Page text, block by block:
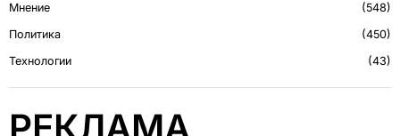
Мнение
548
Политика
450
Технологии
43